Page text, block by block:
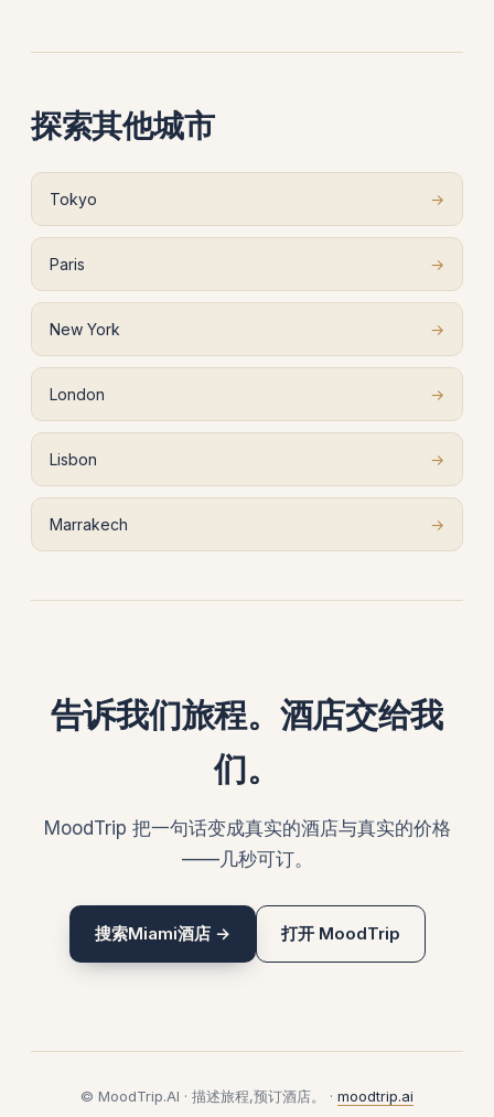
探索其他城市
Tokyo →
Paris →
New York →
London →
Lisbon →
Marrakech →
告诉我们旅程。酒店交给我
们。
MoodTrip 把一句话变成真实的酒店与真实的价格
——几秒可订。
搜索Miami酒店 → 打开 MoodTrip
© MoodTrip.AI · 描述旅程,预订酒店。 · moodtrip.ai